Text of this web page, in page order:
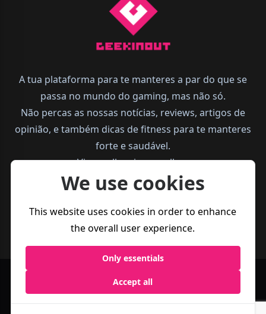
A tua plataforma para te manteres a par do que se
passa no mundo do gaming, mas não só.
Não percas as nossas notícias, reviews, artigos de
opinião, e também dicas de fitness para te manteres
forte e saudável.
Vive melhor, joga melhor.
Business
Política de
We use cookies
This website uses cookies in order to enhance
the overall user experience.
Only essentials
Accept all